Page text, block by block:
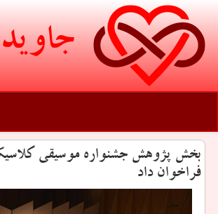
بخش پژوهش جشنواره موسیقی
فراخوان داد